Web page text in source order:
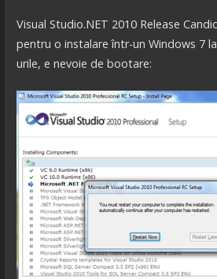
Visual Studio.NET 2010 Release
pentru o instalare într-un Windows 7
urile, e nevoie de bootare: